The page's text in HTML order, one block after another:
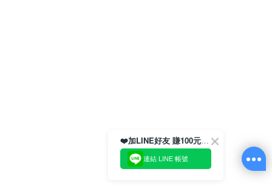
❤️加LINE好友 賺100元券！
連結 LINE 帳號